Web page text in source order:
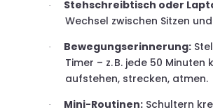
·
Stehschreibtisch oder
Wechsel zwischen Sitzen
· Bewegungserinnerung:
Timer – z. B. jede 50 Minuten
aufstehen, strecken, atmen.
· Mini-Routinen:Schultern